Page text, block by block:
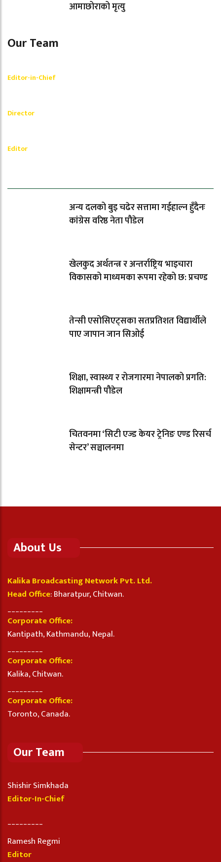
आमाछोराको मृत्यु
Our Team
Editor-in-Chief
Director
Editor
अन्य दलको बुइ चढेर सत्तामा गईहाल्न हुँदैनः
कांग्रेस वरिष्ठ नेता पौडेल
खेलकुद अर्थतन्त्र र अन्तर्राष्ट्रिय भाइचारा
विकासको माध्यमका रूपमा रहेको छ: प्रचण्ड
तेन्सी एसोसिएट्सका सतप्रतिशत विद्यार्थीले
पाए जापान जान सिओई
शिक्षा, स्वास्थ्य र रोजगारमा नेपालको प्रगति:
शिक्षामन्त्री पौडेल
चितवनमा ‘सिटी एज्ड केयर ट्रेनिङ एण्ड रिसर्च
सेन्टर’ सञ्चालनमा
About Us
Kalika Broadcasting Network Pvt. Ltd.
Head Office: Bharatpur, Chitwan.
Corporate Office:
Kantipath, Kathmandu, Nepal.
Corporate Office:
Kalika, Chitwan.
Corporate Office:
Toronto, Canada.
Our Team
Shishir Simkhada
Editor-In-Chief
Ramesh Regmi
Editor